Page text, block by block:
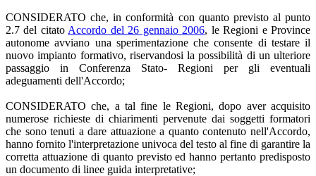
CONSIDERATO che, in conformità con quanto previsto al punto
2.7 del citato Accordo del 26 gennaio 2006, le Regioni e Province
autonome avviano una sperimentazione che consente di testare il
nuovo impianto formativo, riservandosi la possibilità di un ulteriore
passaggio in Conferenza Stato- Regioni per gli eventuali
adeguamenti dell'Accordo;
CONSIDERATO che, a tal fine le Regioni, dopo aver acquisito
numerose richieste di chiarimenti pervenute dai soggetti formatori
che sono tenuti a dare attuazione a quanto contenuto nell'Accordo,
hanno fornito l'interpretazione univoca del testo al fine di garantire la
corretta attuazione di quanto previsto ed hanno pertanto predisposto
un documento di linee guida interpretative;